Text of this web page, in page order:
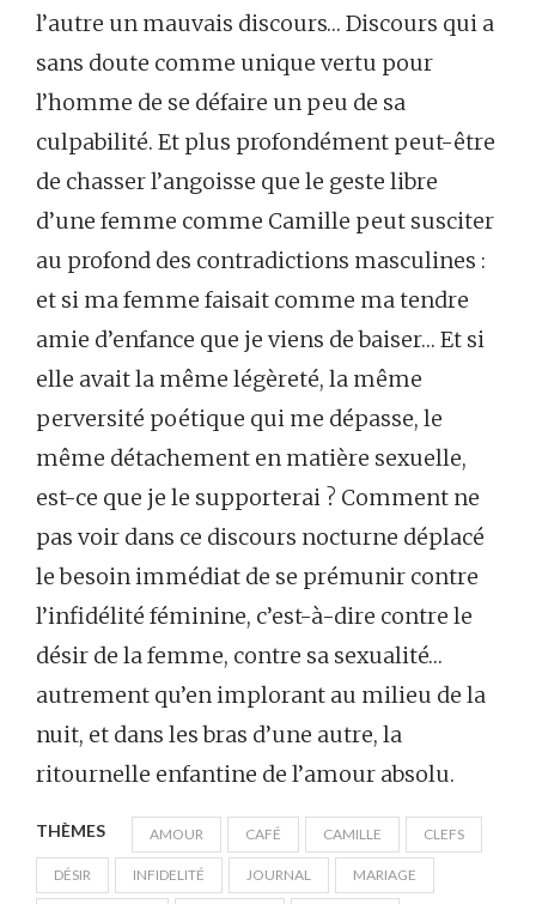
l’autre un mauvais discours… Discours qui a
sans doute comme unique vertu pour
l’homme de se défaire un peu de sa
culpabilité. Et plus profondément peut-être
de chasser l’angoisse que le geste libre
d’une femme comme Camille peut susciter
au profond des contradictions masculines :
et si ma femme faisait comme ma tendre
amie d’enfance que je viens de baiser… Et si
elle avait la même légèreté, la même
perversité poétique qui me dépasse, le
même détachement en matière sexuelle,
est-ce que je le supporterai ? Comment ne
pas voir dans ce discours nocturne déplacé
le besoin immédiat de se prémunir contre
l’infidélité féminine, c’est-à-dire contre le
désir de la femme, contre sa sexualité…
autrement qu’en implorant au milieu de la
nuit, et dans les bras d’une autre, la
ritournelle enfantine de l’amour absolu.
THÈMES AMOUR CAFÉ CAMILLE CLEFS
DÉSIR INFIDELITÉ JOURNAL MARIAGE